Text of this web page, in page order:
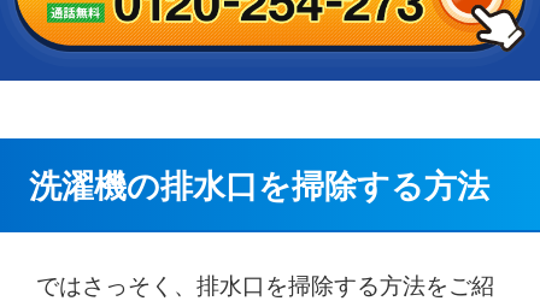
洗濯機の排水口を掃除する方法
ではさっそく、排水口を掃除する方法をご紹